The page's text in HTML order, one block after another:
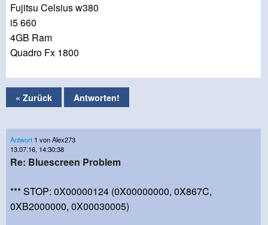
Fujitsu Celsius w380
i5 660
4GB Ram
Quadro Fx 1800
« Zurück Antworten!
Antwort 1 von Alex273
13.07.16, 14:30:38
Re: Bluescreen Problem
*** STOP: 0X00000124 (0X00000000, 0X867C,
0XB2000000, 0X00030005)